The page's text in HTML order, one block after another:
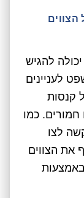
להגיש
לעניינים
קנסות
כמו
לצו
את הצווים